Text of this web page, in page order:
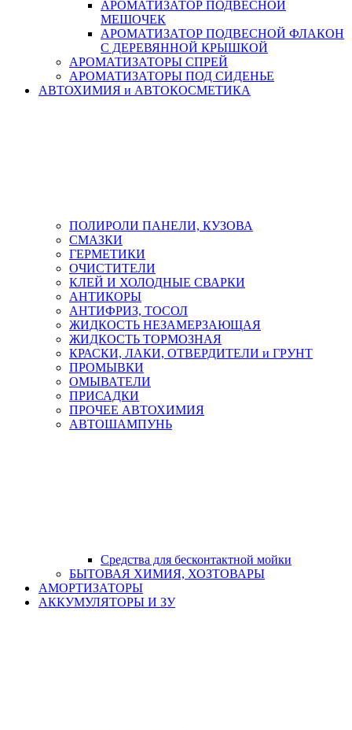
АРОМАТИЗАТОР ПОДВЕСНОЙ
МЕШОЧЕК
АРОМАТИЗАТОР ПОДВЕСНОЙ ФЛАКОН
С ДЕРЕВЯННОЙ КРЫШКОЙ
АРОМАТИЗАТОРЫ СПРЕЙ
АРОМАТИЗАТОРЫ ПОД СИДЕНЬЕ
АВТОХИМИЯ и АВТОКОСМЕТИКА
ПОЛИРОЛИ ПАНЕЛИ, КУЗОВА
СМАЗКИ
ГЕРМЕТИКИ
ОЧИСТИТЕЛИ
КЛЕЙ И ХОЛОДНЫЕ СВАРКИ
АНТИКОРЫ
АНТИФРИЗ, ТОСОЛ
ЖИДКОСТЬ НЕЗАМЕРЗАЮЩАЯ
ЖИДКОСТЬ ТОРМОЗНАЯ
КРАСКИ, ЛАКИ, ОТВЕРДИТЕЛИ и ГРУНТ
ПРОМЫВКИ
ОМЫВАТЕЛИ
ПРИСАДКИ
ПРОЧЕЕ АВТОХИМИЯ
АВТОШАМПУНЬ
Средства для бесконтактной мойки
БЫТОВАЯ ХИМИЯ, ХОЗТОВАРЫ
АМОРТИЗАТОРЫ
АККУМУЛЯТОРЫ И ЗУ